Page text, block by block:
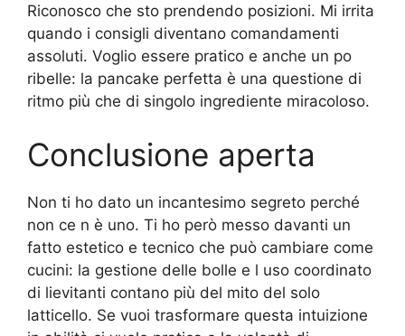
Riconosco che sto prendendo posizioni. Mi irrita
quando i consigli diventano comandamenti
assoluti. Voglio essere pratico e anche un po
ribelle: la pancake perfetta è una questione di
ritmo più che di singolo ingrediente miracoloso.
Conclusione aperta
Non ti ho dato un incantesimo segreto perché
non ce n è uno. Ti ho però messo davanti un
fatto estetico e tecnico che può cambiare come
cucini: la gestione delle bolle e l uso coordinato
di lievitanti contano più del mito del solo
latticello. Se vuoi trasformare questa intuizione